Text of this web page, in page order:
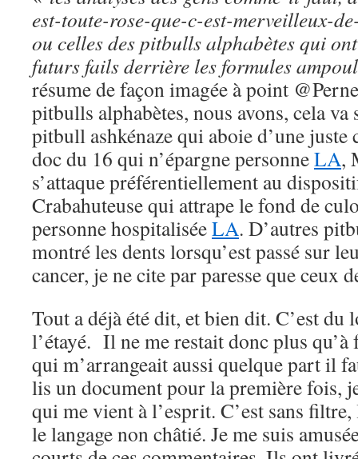
est-toute-rose-que-c-est-merveilleux-
ou celles des pitbulls alphabètes qui
futurs fails derrière les formules
résume de façon imagée à point
pitbulls alphabètes, nous avons, cela
pitbull ashkénaze qui aboie d’une juste
doc du 16 qui n’épargne personneLA,
s’attaque préférentiellement au
Crabahuteuse qui attrape le fond de
personne hospitaliséeLA. D’autres
montré les dents lorsqu’est passé sur
cancer, je ne cite par paresse que ceux
Tout a déjà été dit, et bien dit. C’est du
l’étayé. Il ne me restait donc plus qu’à
qui m’arrangeait aussi quelque part il
lis un document pour la première fois,
qui me vient à l’esprit. C’est sans
le langage non châtié. Je me suis